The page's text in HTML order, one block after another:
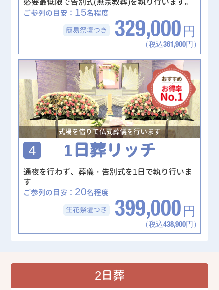
ご参列の目安： 15名程度
簡易祭壇つき 329,000 円
（税込361,900円）
式場を借りて仏式葬儀を行います
4 1日葬リッチ
通夜を行わず、葬儀・告別式を1日で執り行いま
す
ご参列の目安： 20名程度
生花祭壇つき 399,000 円
（税込438,900円）
2日葬